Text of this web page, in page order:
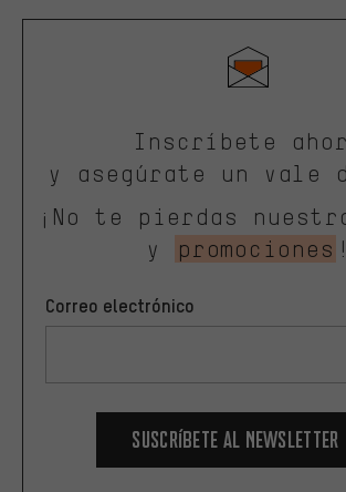
Inscríbete
y asegúrate un vale
¡No te pierdas
y
promociones !
Correo electrónico
Suscríbete al newsletter